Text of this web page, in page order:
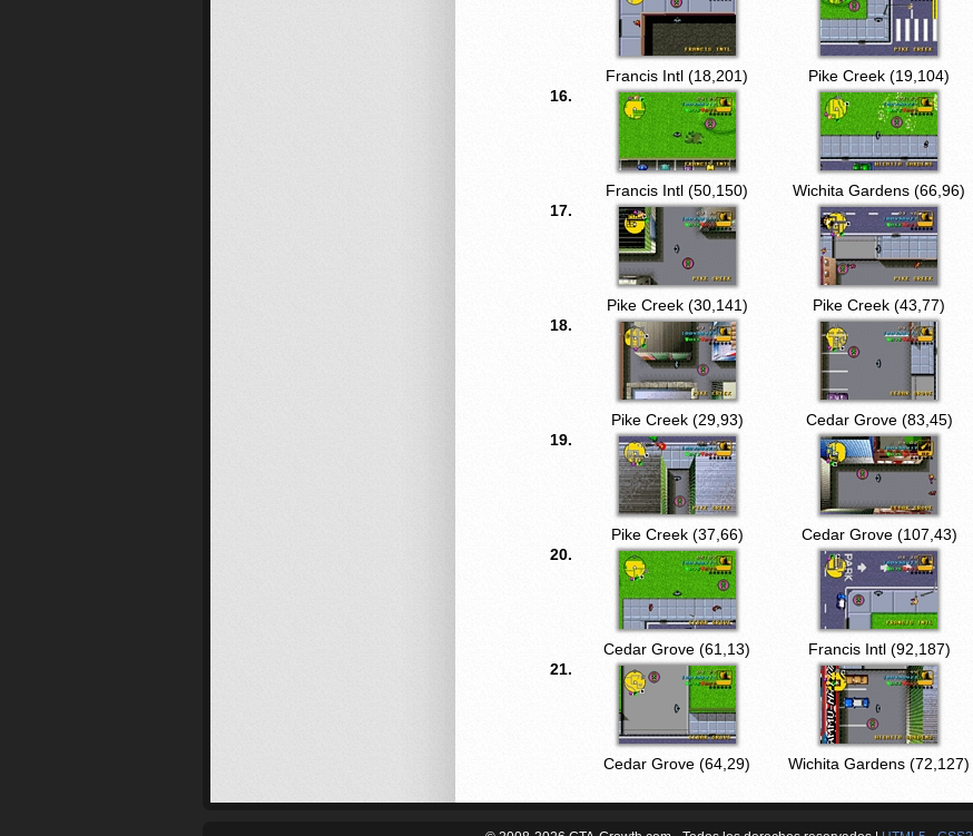
Francis Intl (18,201) Pike Creek (19,104)
16.
Francis Intl (50,150) Wichita Gardens (66,96)
17.
Pike Creek (30,141) Pike Creek (43,77)
18.
Pike Creek (29,93) Cedar Grove (83,45)
19.
Pike Creek (37,66) Cedar Grove (107,43)
20.
Cedar Grove (61,13) Francis Intl (92,187)
21.
Cedar Grove (64,29) Wichita Gardens (72,127)